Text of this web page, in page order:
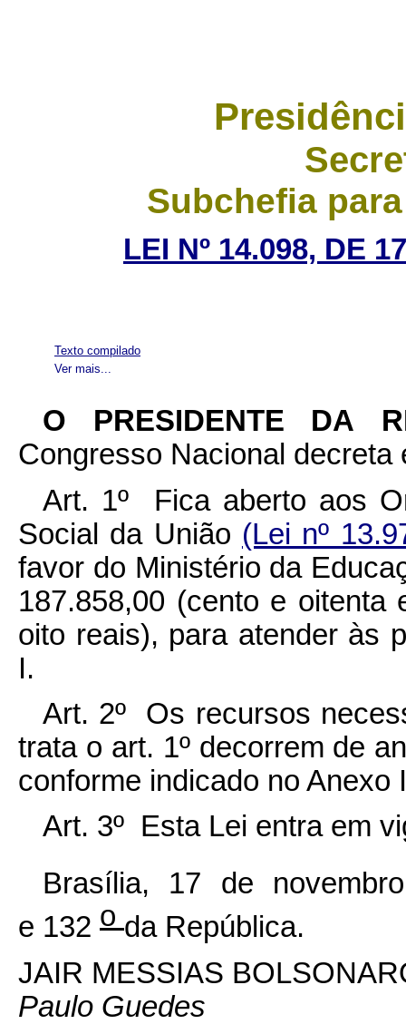
Subchefia
LEI Nº 14.098, DE
Ver mais...
Texto compilado
O PRESIDENTE DA
Congresso Nacional
Art. 1º Fica aberto aos
Social da União (Lei nº
favor do Ministério da
187.858,00 (cento e
oito reais), para atender às
I.
Art. 2º Os recursos
trata o art. 1º decorrem de
conforme indicado no Anexo
Art. 3º Esta Lei entra em
Brasília, 17 de
e 132 o da República.
JAIR MESSIAS
Paulo Guedes